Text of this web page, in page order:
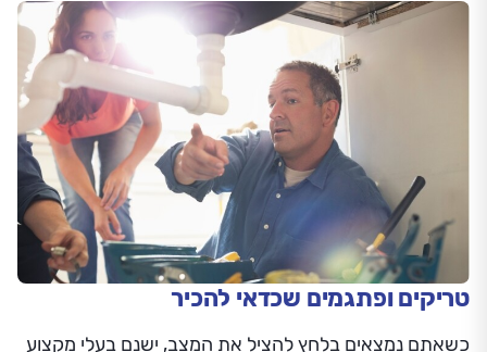
טריקים ופתגמים שכדאי להכיר
כשאתם נמצאים בלחץ להציל את המצב, ישנם בעלי מקצוע